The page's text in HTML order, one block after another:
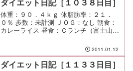
体重：９０．４ｋｇ 体脂肪率：２１．
０％ 歩数：未計測 ＪＯＧ：なし 朝食：
カレーライス 昼食：Ｃランチ（富士山ミ
食： メモ：ちょっと呑み過ぎましたねー
2011.01.12
ダイエット日記［１１３３日目］